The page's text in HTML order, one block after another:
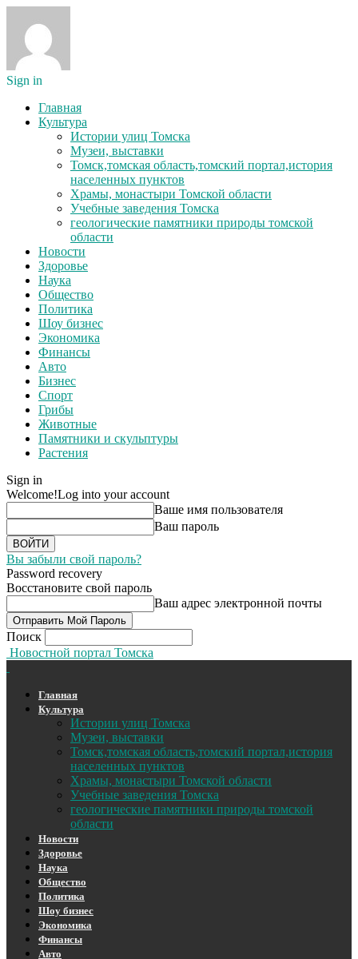
Sign in
Главная
Культура
Истории улиц Томска
Музеи, выставки
Томск,томская область,томский портал,история
населенных пунктов
Храмы, монастыри Томской области
Учебные заведения Томска
геологические памятники природы томской
области
Новости
Здоровье
Наука
Общество
Политика
Шоу бизнес
Экономика
Финансы
Авто
Бизнес
Спорт
Грибы
Животные
Памятники и скульптуры
Растения
Sign in
Welcome!Log into your account
Ваше имя пользователя
Ваш пароль
Вы забыли свой пароль?
Password recovery
Восстановите свой пароль
Ваш адрес электронной почты
Поиск
Новостной портал Томска
Главная
Культура
Истории улиц Томска
Музеи, выставки
Томск,томская область,томский портал,история
населенных пунктов
Храмы, монастыри Томской области
Учебные заведения Томска
геологические памятники природы томской
области
Новости
Здоровье
Наука
Общество
Политика
Шоу бизнес
Экономика
Финансы
Авто